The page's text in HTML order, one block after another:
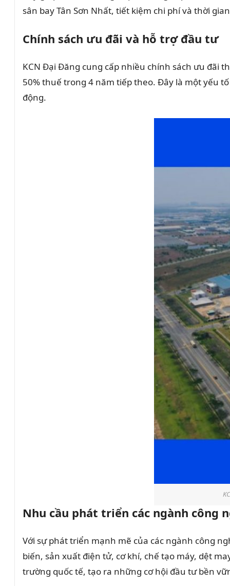
sân bay Tân Sơn Nhất, tiết kiệm chi phí và thời
Chính sách ưu đãi và hỗ trợ đầu tư
KCN Đại Đăng cung cấp nhiều chính sách ưu đãi
50% thuế trong 4 năm tiếp theo. Đây là một yếu
động.
Nhu cầu phát triển các ngành công
Với sự phát triển mạnh mẽ của các ngành công
biến, sản xuất điện tử, cơ khí, chế tạo máy, dệt
trường quốc tế, tạo ra những cơ hội đầu tư bền